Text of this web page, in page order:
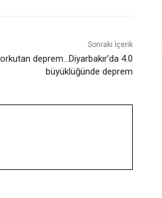
Sonraki İçerik
deprem…Diyarbakır’da 4.0
büyüklüğünde deprem